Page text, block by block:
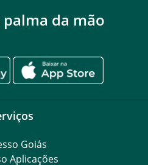
da mão
Goiás
Aplicações